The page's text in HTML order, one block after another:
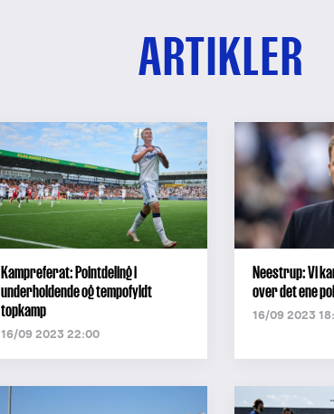
ARTIKLER
Kampreferat: Pointdeling i
underholdende og tempofyldt
topkamp
16/09 2023 22:00
Neestrup: Vi
over det ene
16/09 2023